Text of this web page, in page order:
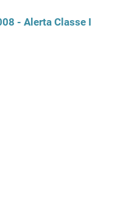
- Alerta Classe I